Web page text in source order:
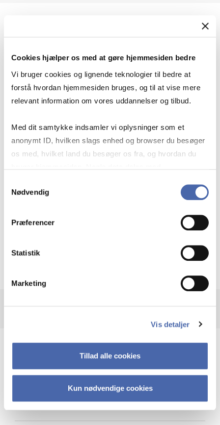
Cookies hjælper os med at gøre hjemmesiden bedre
Vi bruger cookies og lignende teknologier til bedre at
forstå hvordan hjemmesiden bruges, og til at vise mere
relevant information om vores uddannelser og tilbud.
Med dit samtykke indsamler vi oplysninger som et
anonymt ID, hvilken slags enhed og browser du besøger
os med, hvilket land du besøger os fra, og hvordan du
markedsføring. Du bestemmer selv - og kan altid trække
Nødvendig
Præferencer
Statistik
Marketing
Vis detaljer
Tillad alle cookies
Kun nødvendige cookies
Geopolitik og businesssikkerhed
navigerer man som virksomhed?
Krigen i Ukraine
Cybersikkerhed